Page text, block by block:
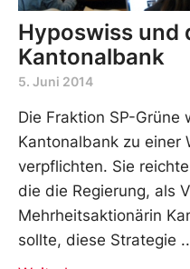
Hyposwiss und
Kantonalbank
5. Juni 2014
Die Fraktion SP-Grüne
Kantonalbank zu einer
verpflichten. Sie
die die Regierung, als
Mehrheitsaktionärin
sollte, diese Strategie